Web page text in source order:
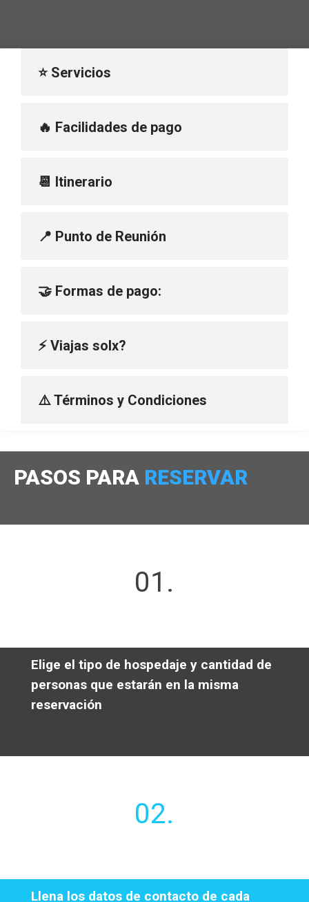
⭐ Servicios
🔥 Facilidades de pago
📆 Itinerario
📍 Punto de Reunión
🤝 Formas de pago:
⚡ Viajas solx?
⚠️ Términos y Condiciones
PASOS PARA RESERVAR
01.
Elige el tipo de hospedaje y cantidad de
personas que estarán en la misma
reservación
02.
Llena los datos de contacto de cada